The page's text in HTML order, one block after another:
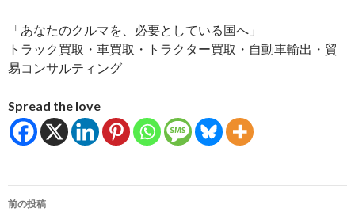
「あなたのクルマを、必要としている国へ」
トラック買取・車買取・トラクター買取・自動車輸出・貿
易コンサルティング
Spread the love
投
前の投稿